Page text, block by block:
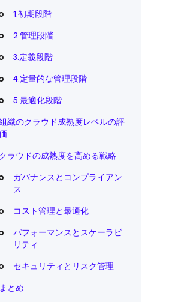
1.初期段階
2.管理段階
3.定義段階
4.定量的な管理段階
5.最適化段階
織のクラウド成熟度レベルの評
クラウドの成熟度を高める戦略
ガバナンスとコンプライアン
ス
コスト管理と最適化
パフォーマンスとスケーラビ
リティ
セキュリティとリスク管理
まとめ